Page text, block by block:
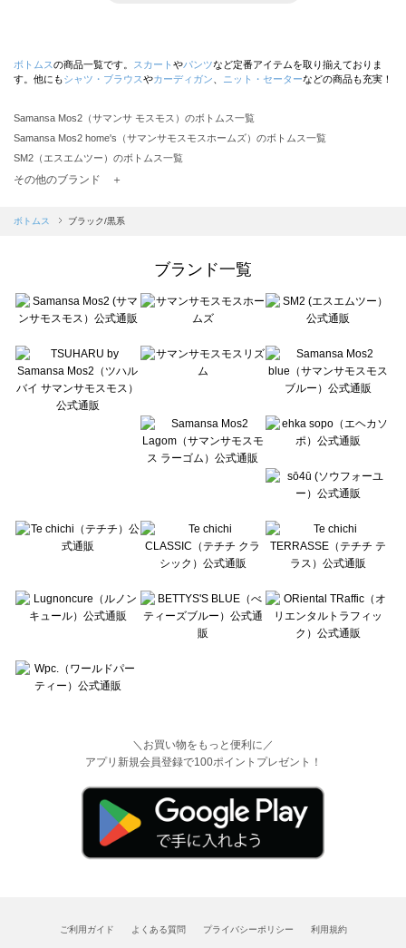
ボトムスの商品一覧です。 スカート やパンツなど定番アイテムを取り揃えておりま
す。他にもシャツ・ブラウスやカーディガン ニット・セーターなどの商品も充実！
Samansa Mos2（サマンサ モスモス）のボトムス一覧
Samansa Mos2 home's（サマンサモスモスホームズ）のボトムス一覧
SM2（エスエムツー）のボトムス一覧
TSUHARU by Samansa Mos2（ツハルバイサマンサモスモス）のボトムス一覧
Samansa Mos2 blue（サマンサモスモス ブルー）のボトムス一覧
sō4ū（ソウフォーユー）のボトムス一覧
Te chichi（テチチ）のボトムス一覧
Te chichi CLASSIC（テチチ クラシック）のボトムス一覧
Lugnoncure（ルノンキュール）のボトムス一覧
BETTY'S BLUE（べティーズブルー）のボトムス一覧
Wpc.（ワールドパーティー）のボトムス一覧
その他のブランド ＋
ボトムス ブラック/黒系
ブランド一覧
＼お買い物をもっと便利に／
アプリ新規会員登録で100ポイントプレゼント！
ご利用ガイド よくある質問 プライバシーポリシー 利用規約